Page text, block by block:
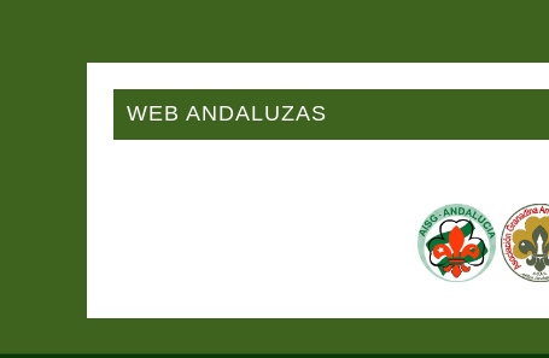
WEB ANDALUZAS